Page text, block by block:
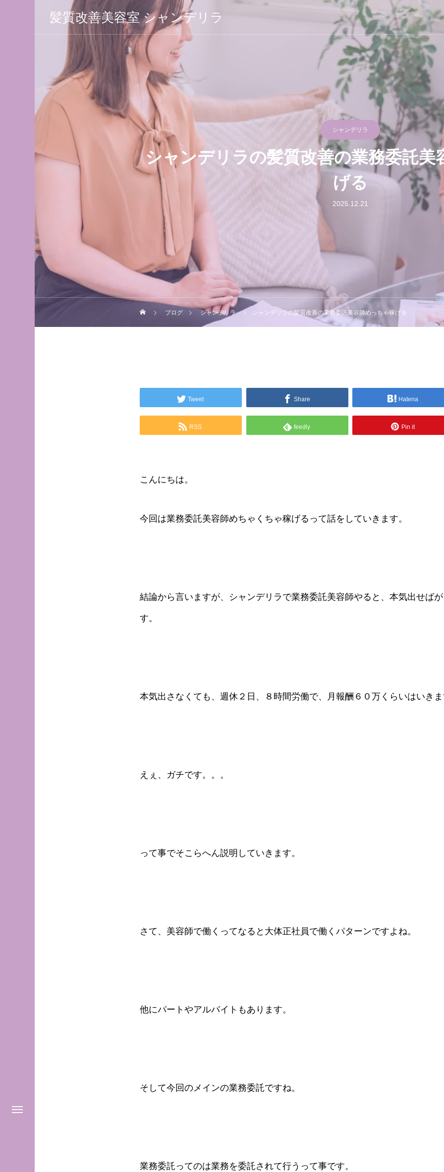
髪質改善美容室 シャンデリラ
シャンデリラ
シャンデリラの髪質改善の業務委託美
げる
2025.12.21
ブログ シャンデリラ シャンデリラの髪質改善の業務委託美容師めっちゃ稼げる
Tweet Share Hatena
RSS feedly Pin it
こんにちは。
今回は業務委託美容師めちゃくちゃ稼げるって話をしていきます。
結論から言いますが、シャンデリラで業務委託美容師やると、本気出せば
す。
本気出さなくても、週休２日、８時間労働で、月報酬６０万くらいはいき
えぇ、ガチです。。。
って事でそこらへん説明していきます。
さて、美容師で働くってなると大体正社員で働くパターンですよね。
他にパートやアルバイトもあります。
そして今回のメインの業務委託ですね。
業務委託ってのは業務を委託されて行うって事です。